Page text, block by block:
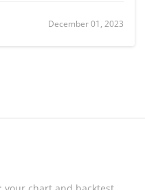
December 01, 2023